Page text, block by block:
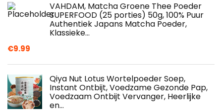
VAHDAM, Matcha Groene Thee Poeder
SUPERFOOD (25 porties) 50g, 100% Puur
Authentiek Japans Matcha Poeder,
Klassieke…
€9.99
Qiya Nut Lotus Wortelpoeder Soep,
Instant Ontbijt, Voedzame Gezonde Pap,
Voedzaam Ontbijt Vervanger, Heerlijke
en…